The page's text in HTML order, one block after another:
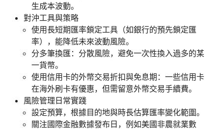
生成本波動。
對沖工具與策略
使用長短期匯率鎖定工具（如銀行的預先鎖定匯
率），能降低未來波動風險。
分多筆換匯：分散風險，避免一次性換入過多的某
一貨幣。
使用信用卡的外幣交易折扣與免息期：一些信用卡
在海外刷卡有優惠，但需留意外幣交易手續費。
風險管理日常實踐
設定預算，根據目的地與時長估算匯率變化範圍。
關注國際金融數據發布日，例如美國非農就業數